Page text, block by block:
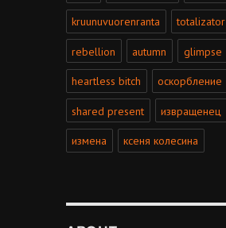
kruunuvuorenranta totalizator
rebellion autumn glimpse
heartless bitch оскорбление
shared present извращенец
измена ксеня колесина